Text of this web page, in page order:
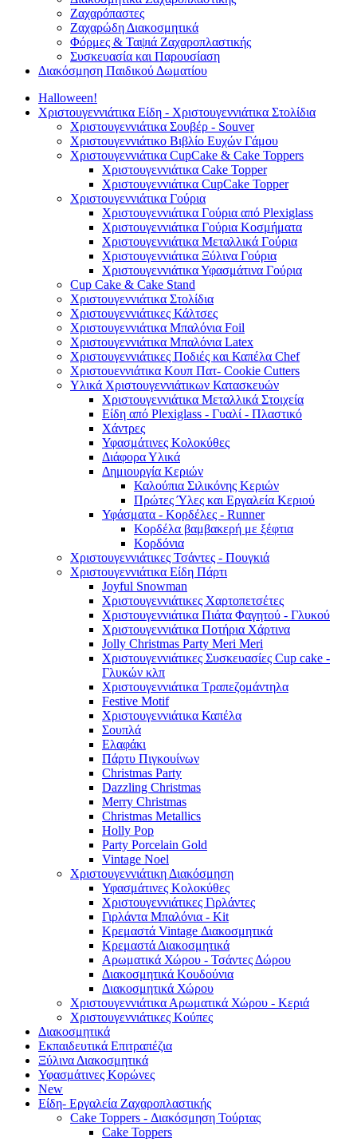
Ζαχαρόπαστες
Ζαχαρώδη Διακοσμητικά
Φόρμες & Ταψιά Ζαχαροπλαστικής
Συσκευασία και Παρουσίαση
Διακόσμηση Παιδικού Δωματίου
Halloween!
Χριστουγεννιάτικα Είδη - Χριστουγεννιάτικα Στολίδια
Χριστουγεννιάτικα Σουβέρ - Souver
Χριστουγεννιάτικο Βιβλίο Ευχών Γάμου
Χριστουγεννιάτικα CupCake & Cake Toppers
Χριστουγεννιάτικα Cake Topper
Χριστουγεννιάτικα CupCake Topper
Χριστουγεννιάτικα Γούρια
Χριστουγεννιάτικα Γούρια από Plexiglass
Χριστουγεννιάτικα Γούρια Κοσμήματα
Χριστουγεννιάτικα Μεταλλικά Γούρια
Χριστουγεννιάτικα Ξύλινα Γούρια
Χριστουγεννιάτικα Υφασμάτινα Γούρια
Cup Cake & Cake Stand
Χριστουγεννιάτικα Στολίδια
Χριστουγεννιάτικες Κάλτσες
Χριστουγεννιάτικα Μπαλόνια Foil
Χριστουγεννιάτικα Μπαλόνια Latex
Χριστουγεννιάτικες Ποδιές και Καπέλα Chef
Χριστουεννιάτικα Κουπ Πατ- Cookie Cutters
Υλικά Χριστουγεννιάτικων Κατασκευών
Χριστουγεννιάτικα Μεταλλικά Στοιχεία
Είδη από Plexiglass - Γυαλί - Πλαστικό
Χάντρες
Υφασμάτινες Κολοκύθες
Διάφορα Υλικά
Δημιουργία Κεριών
Καλούπια Σιλικόνης Κεριών
Πρώτες Ύλες και Εργαλεία Κεριού
Υφάσματα - Κορδέλες - Runner
Κορδέλα βαμβακερή με ξέφτια
Κορδόνια
Χριστουγεννιάτικες Τσάντες - Πουγκιά
Χριστουγεννιάτικα Είδη Πάρτι
Joyful Snowman
Χριστουγεννιάτικες Χαρτοπετσέτες
Χριστουγεννιάτικα Πιάτα Φαγητού - Γλυκού
Χριστουγεννιάτικα Ποτήρια Χάρτινα
Jolly Christmas Party Meri Meri
Χριστουγεννιάτικες Συσκευασίες Cup cake -
Γλυκών κλπ
Χριστουγεννιάτικα Τραπεζομάντηλα
Festive Motif
Χριστουγεννιάτικα Καπέλα
Σουπλά
Ελαφάκι
Πάρτυ Πιγκουίνων
Christmas Party
Dazzling Christmas
Merry Christmas
Christmas Metallics
Holly Pop
Party Porcelain Gold
Vintage Noel
Χριστουγεννιάτικη Διακόσμηση
Υφασμάτινες Κολοκύθες
Χριστουγεννιάτικες Γιρλάντες
Γιρλάντα Μπαλόνια - Kit
Κρεμαστά Vintage Διακοσμητικά
Κρεμαστά Διακοσμητικά
Αρωματικά Χώρου - Τσάντες Δώρου
Διακοσμητικά Κουδούνια
Διακοσμητικά Χώρου
Χριστουγεννιάτικα Αρωματικά Χώρου - Κεριά
Χριστουγεννιάτικες Κούπες
Διακοσμητικά
Εκπαιδευτικά Επιτραπέζια
Ξύλινα Διακοσμητικά
Υφασμάτινες Κορώνες
New
Είδη- Εργαλεία Ζαχαροπλαστικής
Cake Toppers - Διακόσμηση Τούρτας
Cake Toppers